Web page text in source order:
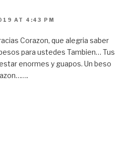
AT 4:43 PM
Corazon, que alegria saber
para ustedes Tambien… Tus
enormes y guapos. Un beso